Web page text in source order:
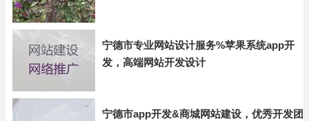
宁德市专业网站设计服务%苹果系统app开
发，高端网站开发设计
宁德市app开发&商城网站建设，优秀开发团